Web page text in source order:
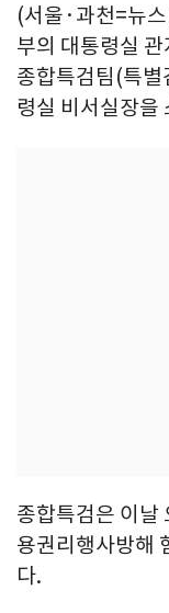
(서울·과천=뉴
부의 대통령실
종합특검팀(특
령실 비서실장을
종합특검은 이날
용권리행사방해
다.